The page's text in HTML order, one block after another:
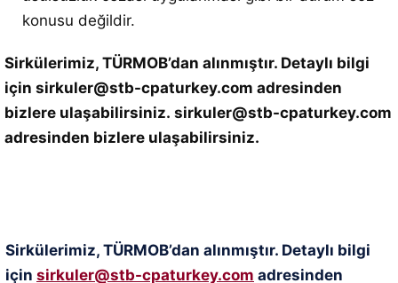
konusu değildir.
Sirkülerimiz, TÜRMOB’dan alınmıştır. Detaylı bilgi
için sirkuler@stb-cpaturkey.com adresinden
bizlere ulaşabilirsiniz. sirkuler@stb-cpaturkey.com
adresinden bizlere ulaşabilirsiniz.
Sirkülerimiz, TÜRMOB’dan alınmıştır. Detaylı bilgi
için sirkuler@stb-cpaturkey.com adresinden